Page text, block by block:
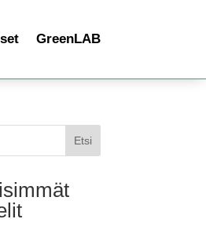
GreenLAB
Etsi